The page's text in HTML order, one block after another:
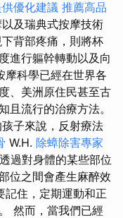
優化建議 推薦高品
及瑞典式按摩技術
背部疼痛，則將杯
進行軀幹轉動以及向
摩科學已經在世界各
、美洲原住民甚至古
且流行的治療方法。
子來說，反射療法
W.H. 除蟑除害專家
過對身體的某些部位
位之間會產生麻醉效
記住，定期運動和正
然而，當我們已經